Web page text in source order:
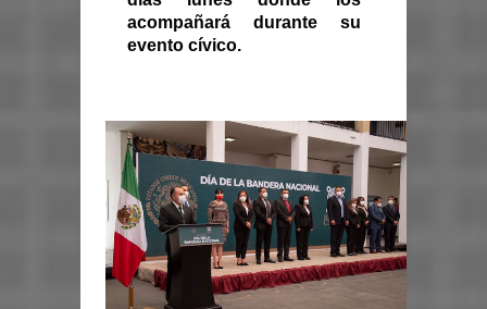
acompañará durante su
evento cívico.